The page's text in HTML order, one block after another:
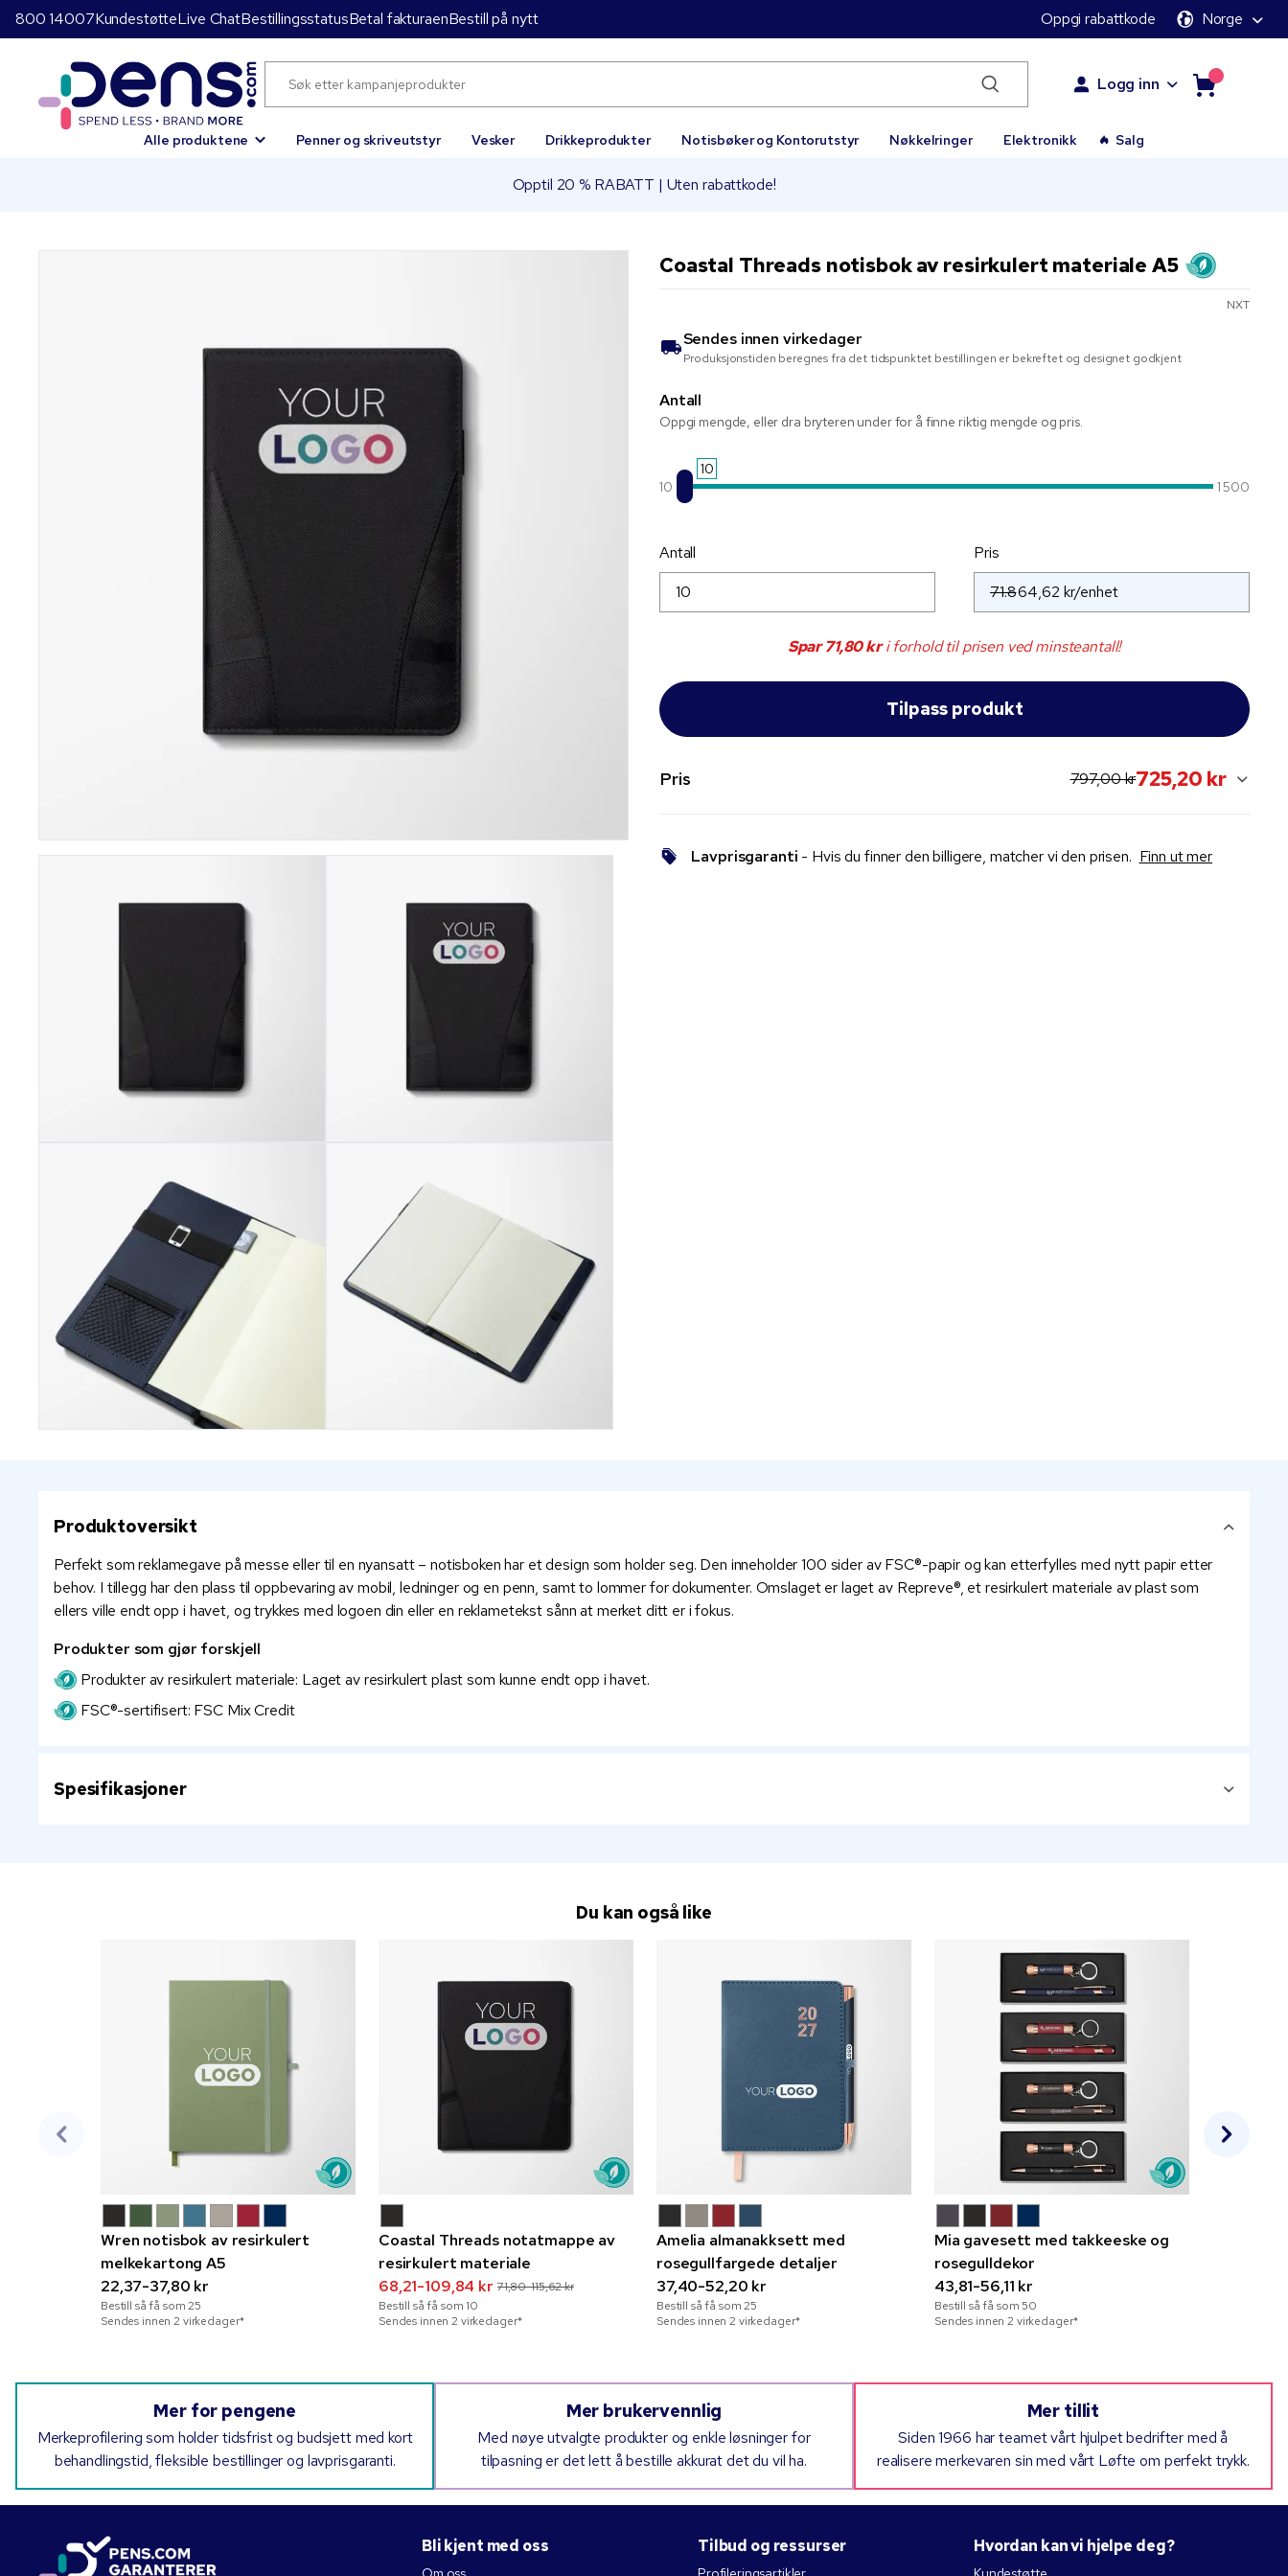
800 14007KundestøtteLive ChatBestillingsstatusBetal fakturaenBestill på nytt Oppgi rabattkode Norge
Logg inn
Alle produktene Penner og skriveutstyr Vesker Drikkeprodukter Notisbøker og Kontorutstyr Nøkkelringer Elektronikk Salg
Opptil 20 % RABATT | Uten rabattkode!
Coastal Threads notisbok av resirkulert materiale A5
NXT
Sendes innen virkedager
Produksjonstiden beregnes fra det tidspunktet bestillingen er bekreftet og designet godkjent
Antall
Oppgi mengde, eller dra bryteren under for å finne riktig mengde og pris.
10
10
1 500
Antall
Pris
71.8
Spar71,80 kri forhold til prisen ved minsteantall!
Pris original price:
797,00 krcurrent sale price:
725,20 kr
Lavprisgaranti - Hvis du finner den billigere, matcher vi den prisen. Finn ut mer
Produktoversikt
Perfekt som reklamegave på messe eller til en nyansatt – notisboken har et design som holder seg. Den inneholder 100 sider av FSC®-papir og kan etterfylles med nytt papir etter
behov. I tillegg har den plass til oppbevaring av mobil, ledninger og en penn, samt to lommer for dokumenter. Omslaget er laget av Repreve®, et resirkulert materiale av plast som
ellers ville endt opp i havet, og trykkes med logoen din eller en reklametekst sånn at merket ditt er i fokus.
Produkter som gjør forskjell
Produkter av resirkulert materiale: Laget av resirkulert plast som kunne endt opp i havet.
FSC®-sertifisert: FSC Mix Credit
Spesifikasjoner
Du kan også like
Wren notisbok av resirkulert
melkekartong A5
22,37-37,80 kr
Bestill så få som25
Sendes innen 2 virkedager*
Coastal Threads notatmappe av
resirkulert materiale
68,21-109,84 kr 71,80-115,62 kr
Bestill så få som 10
Sendes innen 2 virkedager*
Amelia almanakksett med
rosegullfargede detaljer
37,40-52,20 kr
Bestill så få som25
Sendes innen 2 virkedager*
Mia gavesett med takkeeske og
rosegulldekor
43,81-56,11 kr
Bestill så få som50
Sendes innen 2 virkedager*
Mer for pengene
Merkeprofilering som holder tidsfrist og budsjett med kort
behandlingstid, fleksible bestillinger og lavprisgaranti.
Mer brukervennlig
Med nøye utvalgte produkter og enkle løsninger for
tilpasning er det lett å bestille akkurat det du vil ha.
Mer tillit
Siden 1966 har teamet vårt hjulpet bedrifter med å
realisere merkevaren sin med vårt Løfte om perfekt trykk.
Bli kjent med oss Tilbud og ressurser Hvordan kan vi hjelpe deg?